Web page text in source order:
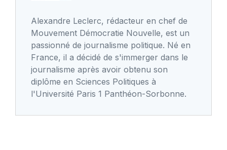
Alexandre Leclerc, rédacteur en chef de
Mouvement Démocratie Nouvelle, est un
passionné de journalisme politique. Né en
France, il a décidé de s'immerger dans le
journalisme après avoir obtenu son
diplôme en Sciences Politiques à
l'Université Paris 1 Panthéon-Sorbonne.